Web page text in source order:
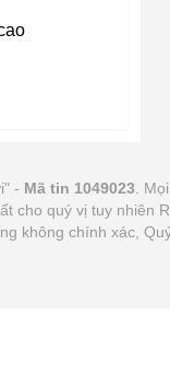
- Mã tin 1049023 .
cho quý vị tuy nhiên
không chính xác,